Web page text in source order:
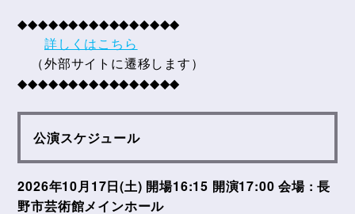
◆◆◆◆◆◆◆◆◆◆◆◆◆◆◆◆
詳しくはこちら
（外部サイトに遷移します）
◆◆◆◆◆◆◆◆◆◆◆◆◆◆◆◆
公演スケジュール
2026年10月17日(土) 開場16:15 開演17:00 会場 : 長
野市芸術館メインホール